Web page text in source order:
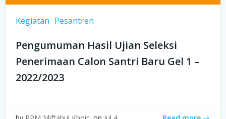
Kegiatan Pesantren
Pengumuman Hasil Ujian Seleksi
Penerimaan Calon Santri Baru Gel 1 –
2022/2023